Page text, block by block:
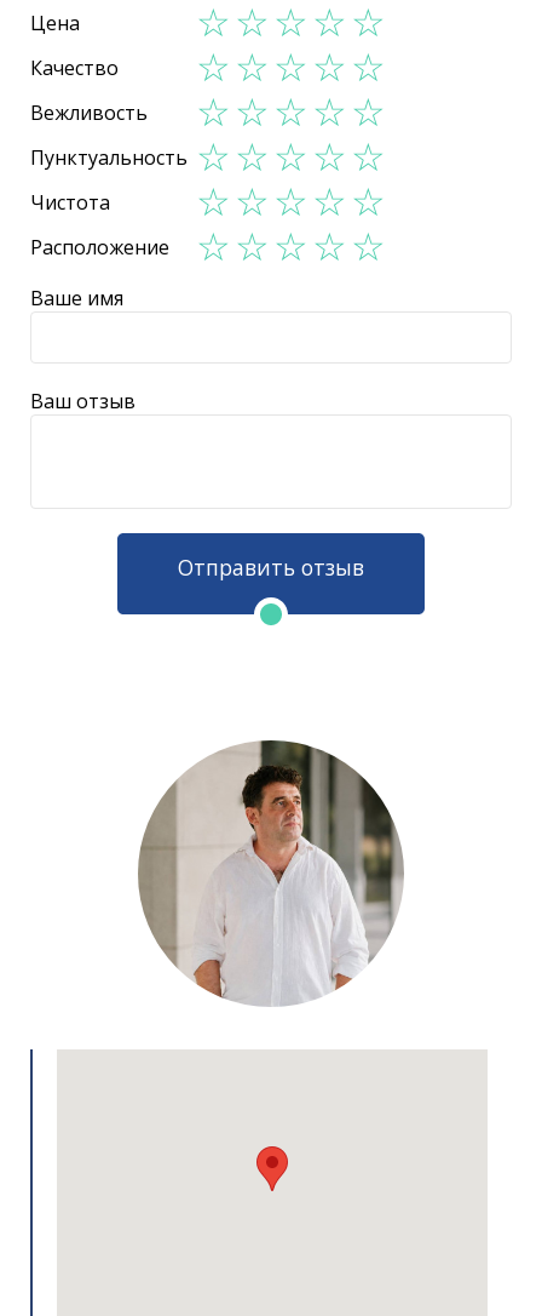
Цена
Качество
Вежливость
Пунктуальность
Чистота
Расположение
Ваше имя
Ваш отзыв
Отправить отзыв